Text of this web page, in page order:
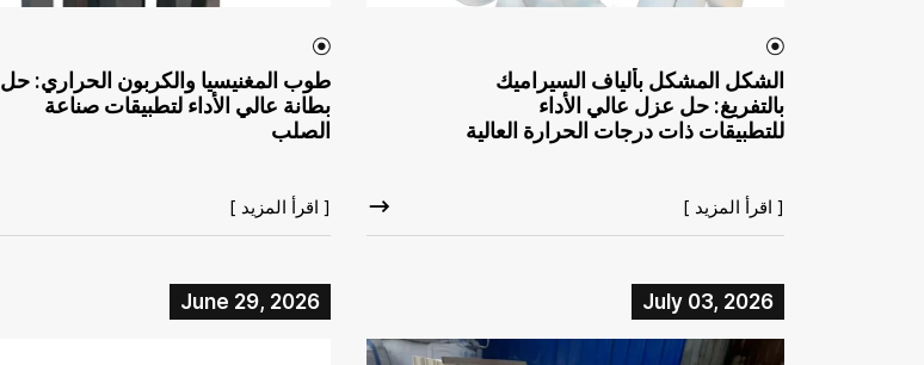
الشكل المشكل بألياف السيراميك
بالتفريغ: حل عزل عالي الأداء
للتطبيقات ذات درجات الحرارة العالية
[ اقرأ المزيد ]
طوب المغنيسيا والكربون الحراري: حل
بطانة عالي الأداء لتطبيقات صناعة
الصلب
[ اقرأ المزيد ]
July 03, 2026
June 29, 2026